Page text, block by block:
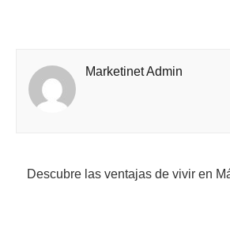
Marketinet Admin
Descubre las ventajas de vivir en